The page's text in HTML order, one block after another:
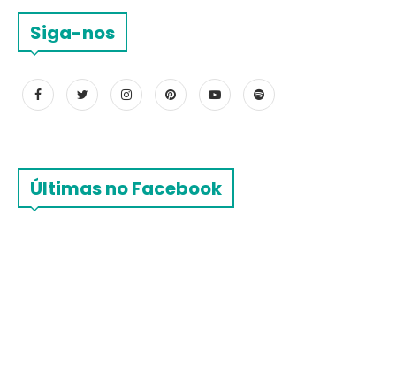
Siga-nos
Últimas no Facebook